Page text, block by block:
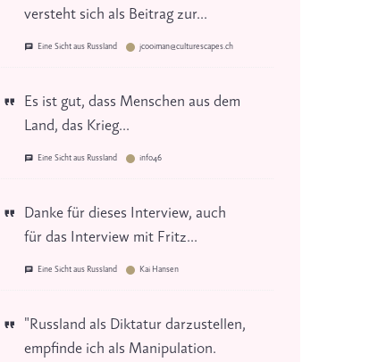
versteht sich als Beitrag zur...
Eine Sicht aus Russland jcooiman@culturescapes.ch
Es ist gut, dass Menschen aus dem
Land, das Krieg...
Eine Sicht aus Russland info46
Danke für dieses Interview, auch
für das Interview mit Fritz...
Eine Sicht aus Russland Kai Hansen
"Russland als Diktatur darzustellen,
empfinde ich als Manipulation.